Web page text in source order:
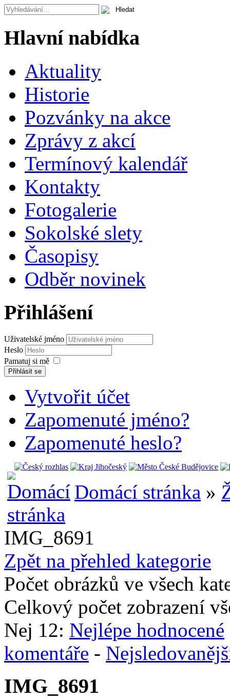
Hlavní nabídka
Aktuality
Historie
Pozvánky na akce
Zprávy z akcí
Termínový kalendář
Kontakty
Fotogalerie
Sokolské slety
Časopisy
Odběr novinek
Přihlášení
Uživatelské jméno
Heslo
Pamatuj si mě
Přihlásit se
Vytvořit účet
Zapomenuté jméno?
Zapomenuté heslo?
Domácí stránka »
IMG_8691
Zpět na přehled kategorie
Počet obrázků ve všech
Celkový počet zobrazení
Nej 12: Nejlépe hodnocené
komentáře -
IMG_8691